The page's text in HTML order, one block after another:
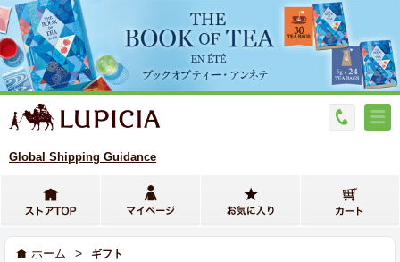
Global Shipping Guidance
ホーム > ギフト